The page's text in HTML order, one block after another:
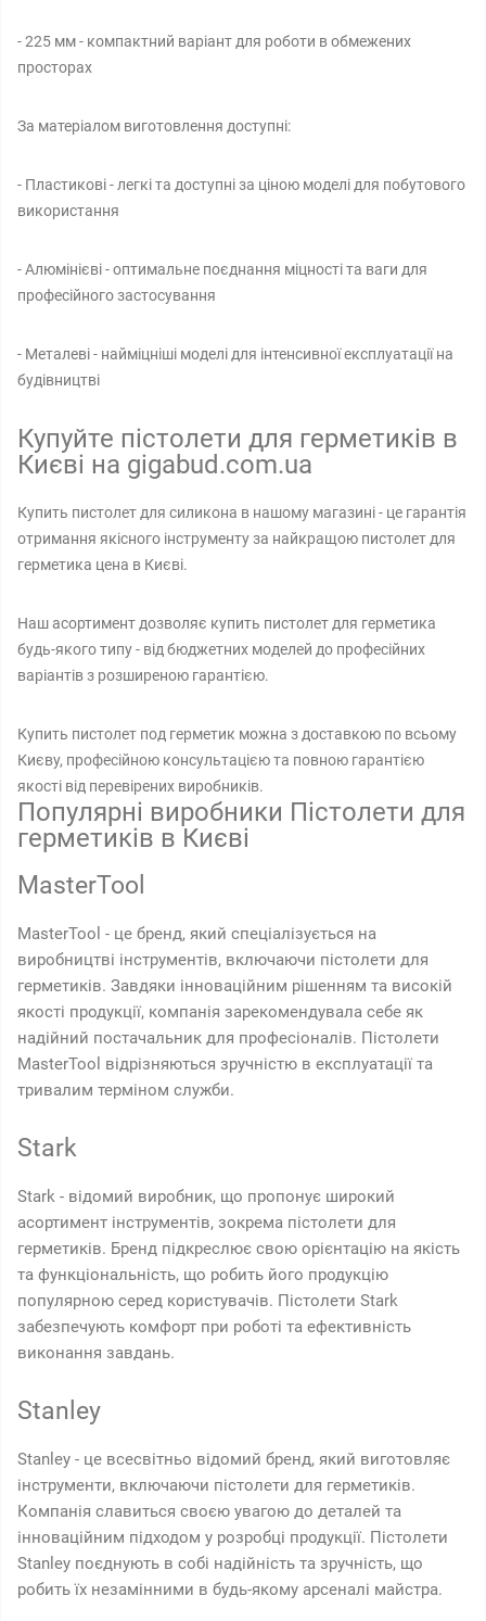
- 225 мм - компактний варіант для роботи в обмежених
просторах
За матеріалом виготовлення доступні:
- Пластикові - легкі та доступні за ціною моделі для побутового
використання
- Алюмінієві - оптимальне поєднання міцності та ваги для
професійного застосування
- Металеві - найміцніші моделі для інтенсивної експлуатації на
будівництві
Купуйте пістолети для герметиків в
Києві на gigabud.com.ua
Купить пистолет для силикона в нашому магазині - це гарантія
отримання якісного інструменту за найкращою пистолет для
герметика цена в Києві.
Наш асортимент дозволяє купить пистолет для герметика
будь-якого типу - від бюджетних моделей до професійних
варіантів з розширеною гарантією.
Купить пистолет под герметик можна з доставкою по всьому
Києву, професійною консультацією та повною гарантією
якості від перевірених виробників.
Популярні виробники Пістолети для
герметиків в Києві
MasterTool
MasterTool - це бренд, який спеціалізується на
виробництві інструментів, включаючи пістолети для
герметиків. Завдяки інноваційним рішенням та високій
якості продукції, компанія зарекомендувала себе як
надійний постачальник для професіоналів. Пістолети
MasterTool відрізняються зручністю в експлуатації та
тривалим терміном служби.
Stark
Stark - відомий виробник, що пропонує широкий
асортимент інструментів, зокрема пістолети для
герметиків. Бренд підкреслює свою орієнтацію на якість
та функціональність, що робить його продукцію
популярною серед користувачів. Пістолети Stark
забезпечують комфорт при роботі та ефективність
виконання завдань.
Stanley
Stanley - це всесвітньо відомий бренд, який виготовляє
інструменти, включаючи пістолети для герметиків.
Компанія славиться своєю увагою до деталей та
інноваційним підходом у розробці продукції. Пістолети
Stanley поєднують в собі надійність та зручність, що
робить їх незамінними в будь-якому арсеналі майстра.